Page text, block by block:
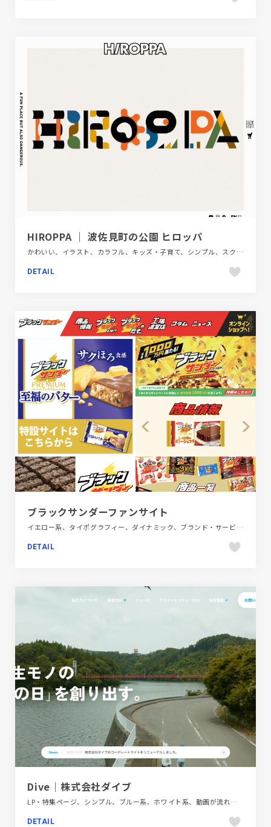
HIROPPA ｜ 波佐見町の公園 ヒロッパ
かわいい、イラスト、カラフル、キッズ・子育て、シンプル、スクロールエフェクト、スポーツ・アウトドア、タイポグラフィー、ナチュラル、フラットデザイン、ベージュ・ゴールド系、ポップ、モーション多め、商業施設・レジャー、建設・住宅・不動産、施設・店舗サイト
DETAIL
ブラックサンダーファンサイト
イエロー系、タイポグラフィー、ダイナミック、ブランド・サービスサイト、ポップ、レッド系、動画が流れる、大きめ写真、飲料・食品
DETAIL
Dive｜株式会社ダイブ
LP・特集ページ、シンプル、ブルー系、ホワイト系、動画が流れる、商業施設・レジャー、大きめ写真、第一次産業・SDGs・地方創生、金融・法律・人材・専門職
DETAIL